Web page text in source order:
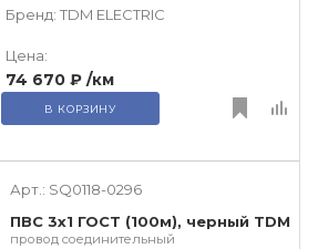
Бренд: TDM ЕLECTRIC
Цена:
74 670 ₽ /км
В КОРЗИНУ
Арт.: SQ0118-0296
ПВС 3х1 ГОСТ (100м), черный TDM
провод соединительный